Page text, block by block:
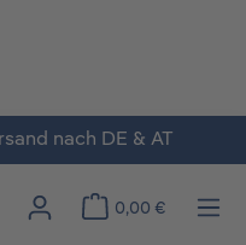
nach DE & AT
0,00 €